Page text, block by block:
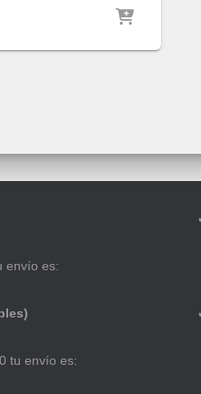
envío es:
tu envío es: